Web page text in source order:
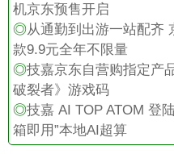
机京东预售开启
◎从通勤到出游一站配齐
款9.9元全年不限量
◎技嘉京东自营购指定产
破裂者》游戏码
◎技嘉 AI TOP ATOM 登
箱即用”本地AI超算